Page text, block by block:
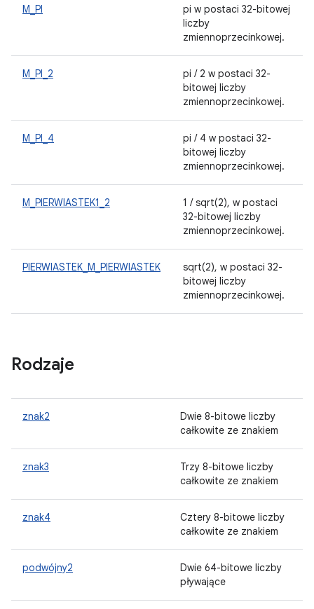
M_PI
pi w postaci 32-bitowej
liczby
zmiennoprzecinkowej.
M_PI_2
pi / 2 w postaci 32-
bitowej liczby
zmiennoprzecinkowej.
M_PI_4
pi / 4 w postaci 32-
bitowej liczby
zmiennoprzecinkowej.
M_PIERWIASTEK1_2
1 / sqrt(2), w postaci
32-bitowej liczby
zmiennoprzecinkowej.
PIERWIASTEK_M_PIERWIASTEK
sqrt(2), w postaci 32-
bitowej liczby
zmiennoprzecinkowej.
Rodzaje
znak2
Dwie 8-bitowe liczby
całkowite ze znakiem
znak3
Trzy 8-bitowe liczby
całkowite ze znakiem
znak4
Cztery 8-bitowe liczby
całkowite ze znakiem
podwójny2
Dwie 64-bitowe liczby
pływające